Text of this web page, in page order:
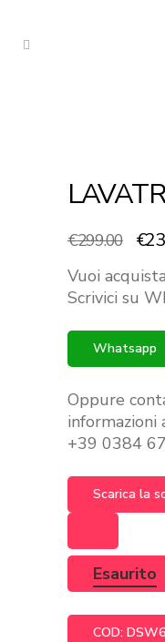
€299.00
Il
era:
€
Vuoi
Scrivici su
Whatsapp
Oppure
informazioni
+39 0384
Scarica la
Esaurito
COD: